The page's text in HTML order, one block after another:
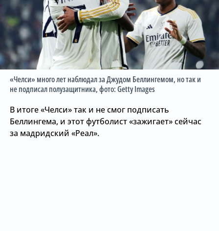
«Челси» много лет наблюдал за Джудом Беллингемом, но так и
не подписал полузащитника, фото: Getty Images
В итоге «Челси» так и не смог подписать
Беллингема, и этот футболист «зажигает» сейчас
за мадридский «Реал».